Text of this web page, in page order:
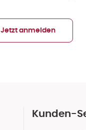
Jetzt anmelden
Kunden-